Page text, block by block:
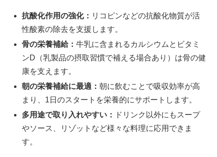
抗酸化作用の強化： リコピンなどの抗酸化物質が活
性酸素の除去を支援します。
骨の栄養補給：牛乳に含まれるカルシウムとビタミ
ンD（乳製品の摂取習慣で補える場合あり）は骨の健
康を支えます。
朝の栄養補給に最適：朝に飲むことで吸収効率が高
まり、1日のスタートを栄養的にサポートします。
多用途で取り入れやすい：
ドリンク以外にもスープ
やソース、リゾットなど様々な料理に応用できま
す。